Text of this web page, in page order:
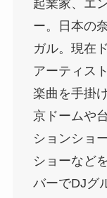
起業家、エ
ー。日本の
ガル。現在
アーティス
楽曲を手掛
京ドームや
ションショ
ショーなど
バーでDJグ